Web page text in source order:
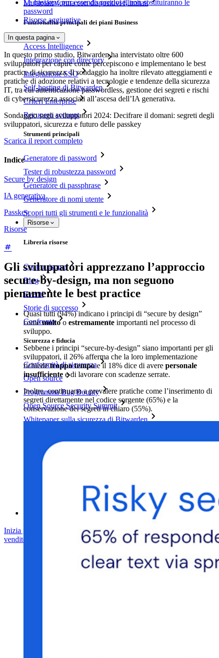
Multipiattaforma con dispositivi illimitati
Funzionalità principali dei piani Business
Access Intelligence
Integrazione con directory
Integrazione SSO
Self-hosting di Bitwarden
Criteri Enterprise
Recupero account
Strumenti principali
Generatore di password
Tester di robustezza password
Generatore di passphrase
Generatore di nomi utente
Scopri tutti gli strumenti e le funzionalità
Risorse
Libreria risorse
Centro risorse
Blog
Eventi
Storie di successo
Confronto
Sicurezza e fiducia
Conformità di sicurezza
Open source
Programma Bug Bounty
Open Source Security Summit
Whitepaper sulla sicurezza di Bitwarden
Centro assistenza
Forum della community
Inizia gratis Contatta il reparto vendite
vendite
Le passkey, pur essendo preziose, non sostituiranno le
password
Risorse aggiuntive
In questa pagina
In questo primo studio, Bitwarden ha intervistato oltre 600
sviluppatori per capire come percepiscono e implementano le best
practice di sicurezza. Il sondaggio ha inoltre rilevato atteggiamenti e
pratiche di adozione relativi a tecnologie e tendenze della sicurezza
IT, tra cui autenticazione passwordless, gestione dei segreti e rischi
di cybersicurezza associati all’ascesa dell’IA generativa.
Sondaggio sugli sviluppatori 2024: Decifrare il domani: segreti degli
sviluppatori, sicurezza e futuro delle passkey
Scarica il report completo
Indice
Secure by design
IA generativa
Passkey
Risorse
Gli sviluppatori apprezzano l’approccio
secure-by-design, ma non seguono
pienamente le best practice
Quasi tutti (94%) indicano i principi di “secure by design”
comemoltoo estremamente importanti nel processo di
sviluppo.
Sebbene i principi “secure-by-design” siano importanti per gli
sviluppatori, il 26% afferma che la loro implementazione
richiedetroppo tempoe il 18% dice di avere personale
insufficiente e di lavorare con scadenze serrate.
Inoltre, continuano a prevalere pratiche come l’inserimento di
segreti direttamente nel codice sorgente (65%) e la
conservazione dei segreti in chiaro (55%).